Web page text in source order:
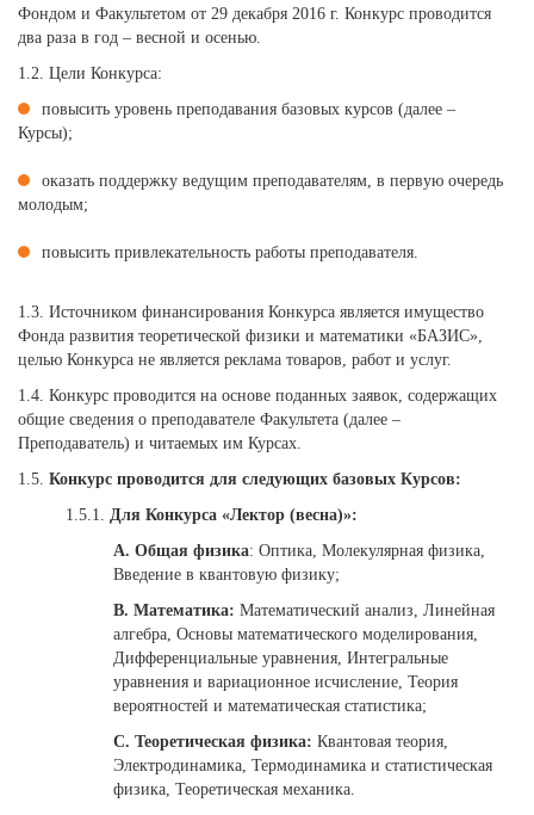
Фондом и Факультетом от 29 декабря 2016 г. Конкурс проводится
два раза в год – весной и осенью.
1.2. Цели Конкурса:
повысить уровень преподавания базовых курсов (далее –
Курсы);
оказать поддержку ведущим преподавателям, в первую очередь
молодым;
повысить привлекательность работы преподавателя.
1.3. Источником финансирования Конкурса является имущество
Фонда развития теоретической физики и математики «БАЗИС»,
целью Конкурса не является реклама товаров, работ и услуг.
1.4. Конкурс проводится на основе поданных заявок, содержащих
общие сведения о преподавателе Факультета (далее –
Преподаватель) и читаемых им Курсах.
1.5. Конкурс проводится для следующих базовых Курсов:
1.5.1. Для Конкурса «Лектор (весна)»:
A. Общая физика: Оптика, Молекулярная физика,
Введение в квантовую физику;
B. Математика: Математический анализ, Линейная
алгебра, Основы математического моделирования,
Дифференциальные уравнения, Интегральные
уравнения и вариационное исчисление, Теория
вероятностей и математическая статистика;
C. Теоретическая физика: Квантовая теория,
Электродинамика, Термодинамика и статистическая
физика, Теоретическая механика.